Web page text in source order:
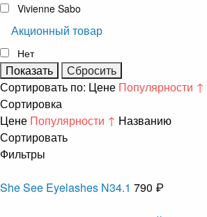
Vivienne Sabo
Акционный товар
Нет
Сортировать по: Цене Популярности ↑
Сортировка
Цене Популярности ↑ Названию
Сортировать
Фильтры
She See Eyelashes N34.1 790 ₽